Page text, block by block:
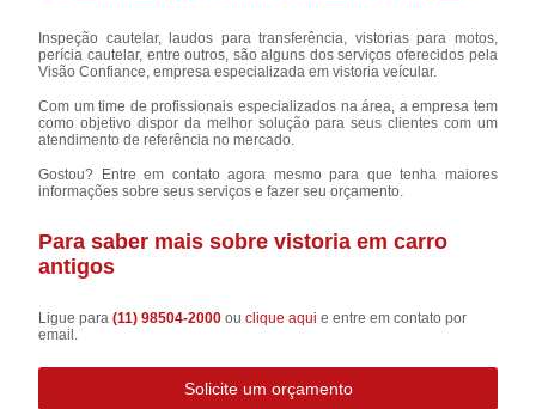
Inspeção cautelar, laudos para transferência, vistorias para motos,
perícia cautelar, entre outros, são alguns dos serviços oferecidos pela
Visão Confiance, empresa especializada em vistoria veícular.
Com um time de profissionais especializados na área, a empresa tem
como objetivo dispor da melhor solução para seus clientes com um
atendimento de referência no mercado.
Gostou? Entre em contato agora mesmo para que tenha maiores
informações sobre seus serviços e fazer seu orçamento.
Para saber mais sobre vistoria em carro
antigos
Ligue para(11) 98504-2000ouclique aqui e entre em contato por
email.
Solicite um orçamento